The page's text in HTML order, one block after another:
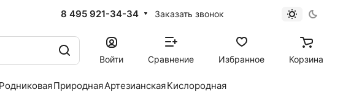
8 495 921-34-34 Заказать звонок
Войти Сравнение Избранное Корзина
РодниковаяПрироднаяАртезианскаяКислородная